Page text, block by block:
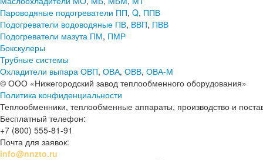
Пароводяные подогреватели ПП, Q, ППВ
Подогреватели водоводяные ПВ, ВВП, ПВВ
Подогреватели мазута ПМ, ПМР
Бокскулеры
Трубные системы
Охладители выпара ОВП, ОВА, ОВВ, ОВА-М
© ООО «Нижегородский завод теплообменного оборудования»
Политика конфиденциальности
Теплообменники, теплообменные аппараты, производство и
Бесплатный телефон:
+7 (800) 555-81-91
Почта для заявок:
info@nnzto.ru